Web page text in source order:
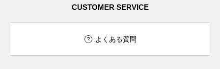
CUSTOMER SERVICE
よくある質問